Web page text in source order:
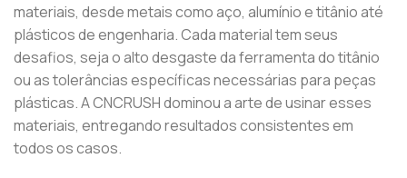
materiais, desde metais como aço, alumínio e titânio até
plásticos de engenharia. Cada material tem seus
desafios, seja o alto desgaste da ferramenta do titânio
ou as tolerâncias específicas necessárias para peças
plásticas. A CNCRUSH dominou a arte de usinar esses
materiais, entregando resultados consistentes em
todos os casos.